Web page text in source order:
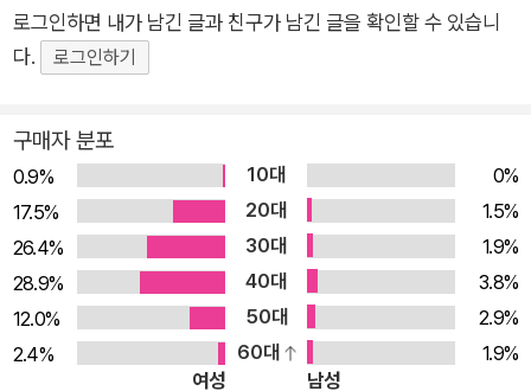
와 지네브라 등 개성 강한 주변 인물들 사이에서 겪는 기쁨과 슬
픔, 유대와 갈등이 흥미진진하게 펼쳐진다. 작품의 배경인 프랑스
어를 사용하는 가상의 국가 라바스꾸르는 벨기에를, 빌레뜨는 벨
간 브뤼셀의 기숙학교에 머물며 수학하고 교사로 일했던 경험을
바탕으로 썼다. 소설은 당대에 ‘잉여 인간’으로 취급되던 젊은 독
신 여성으로서 느끼는 좌절과 고독, 그 가운데서도 현실을 직시하
고 똑바로 나아가려는 의지, 한 남자의 아내로 안주하며 사랑받고
싶다는 욕구와 독립적인 삶에 대한 열망 사이의 내적 갈등 등을
치밀하고 세심한 묘사로 그려내며, 170여년의 시간을 넘어 지금
이곳의 독자들에게도 깊은 울림을 전한다. 『제인 에어』에서 이어
로그인하면 내가 남긴 글과 친구가 남긴 글을 확인할 수 있습니
다.
로그인하기
구매자 분포
0.9% 10대
0%
17.5%
20대
1.5%
26.4%
30대
1.9%
28.9%
40대
3.8%
12.0%
50대
2.9%
2.4%
60대
1.9%
여성
남성